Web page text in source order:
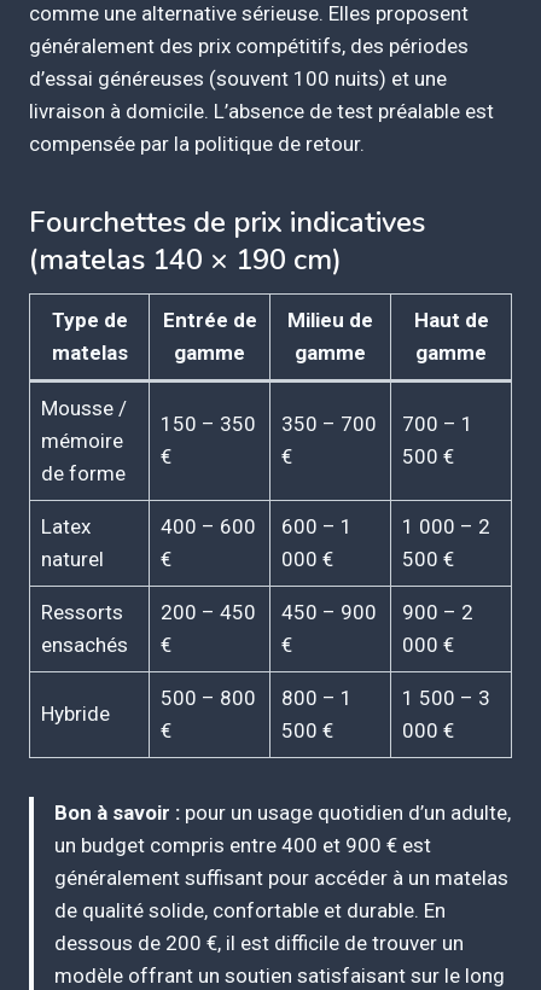
comme une alternative sérieuse. Elles proposent
généralement des prix compétitifs, des périodes
d’essai généreuses (souvent 100 nuits) et une
livraison à domicile. L’absence de test préalable est
compensée par la politique de retour.
Fourchettes de prix indicatives
(matelas 140 × 190 cm)
Type de
matelas
Entrée de
gamme
Milieu de
gamme
Haut de
gamme
Mousse /
mémoire
de forme
150 – 350
€
350 – 700
€
700 – 1
500 €
Latex
naturel
400 – 600
€
600 – 1
000 €
1 000 – 2
500 €
Ressorts
ensachés
200 – 450
€
450 – 900
€
900 – 2
000 €
Hybride
500 – 800
€
800 – 1
500 €
1 500 – 3
000 €
Bon à savoir : pour un usage quotidien d’un adulte,
un budget compris entre 400 et 900 € est
généralement suffisant pour accéder à un matelas
de qualité solide, confortable et durable. En
dessous de 200 €, il est difficile de trouver un
modèle offrant un soutien satisfaisant sur le long